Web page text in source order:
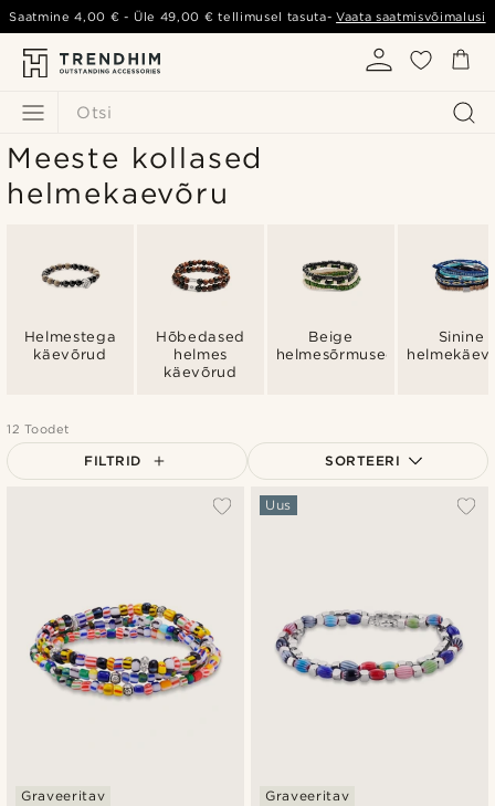
Otsi
Saatmine4,00 € - Üle 49,00 € tellimusel tasuta-Vaata saatmisvõimalusi
Meeste kollased
helmekaevõru
Helmestega
käevõrud
Hõbedased
helmes
käevõrud
Beige
helmesõrmused
Sinine
12 Toodet
FILTRID SORTEERI
Populaarsed
Graveeritav
Uus
Graveeritav